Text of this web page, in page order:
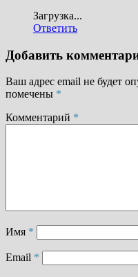
Загрузка...
Ответить
Добавить
Ваш адрес email не будет
помечены *
Комментарий *
Имя *
Email *